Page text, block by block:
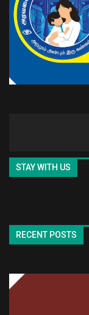
STAY WITH US
RECENT POSTS